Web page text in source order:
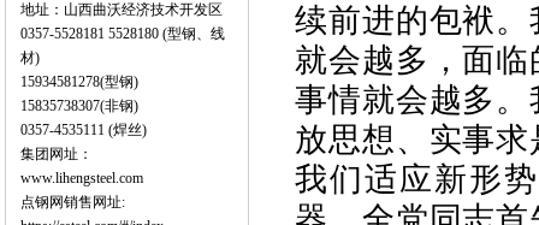
地址：山西曲沃经济技术开发区
0357-5528181 5528180 (型钢、线
材)
15934581278(型钢)
15835738307(非钢)
0357-4535111 (焊丝)
集团网址：
www.lihengsteel.com
点钢网销售网址:
续前进的包袱
就会越多，面
事情就会越多
放思想、实事
我们适应新形